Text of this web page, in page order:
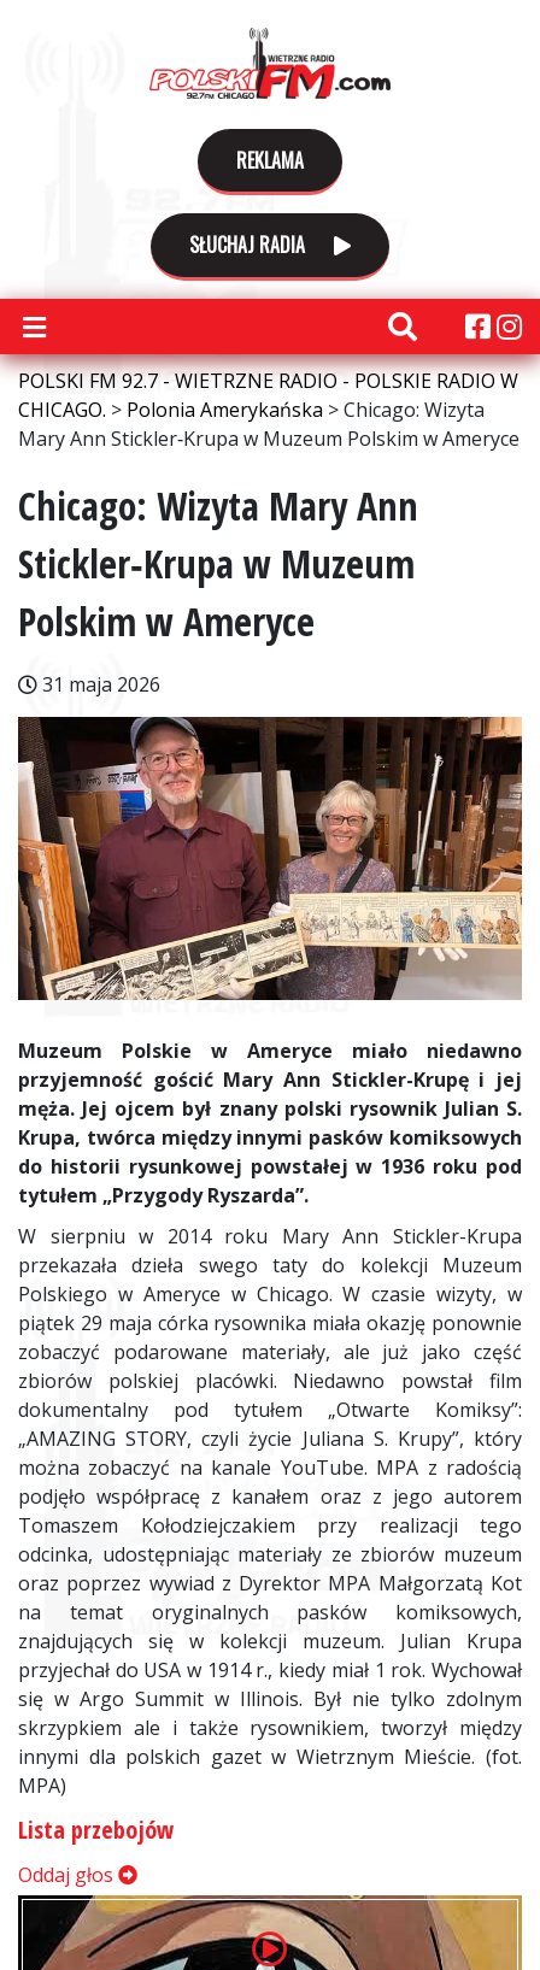
REKLAMA
SŁUCHAJ RADIA
POLSKI FM 92.7 - WIETRZNE RADIO - POLSKIE RADIO W
CHICAGO. > Polonia Amerykańska >Chicago: Wizyta
Mary Ann Stickler‑Krupa w Muzeum Polskim w Ameryce
Chicago: Wizyta Mary Ann
Stickler‑Krupa w Muzeum
Polskim w Ameryce
31 maja 2026
Muzeum Polskie w Ameryce miało niedawno
przyjemność gościć Mary Ann Stickler-Krupę i jej
męża. Jej ojcem był znany polski rysownik Julian S.
Krupa, twórca między innymi pasków komiksowych
do historii rysunkowej powstałej w 1936 roku pod
tytułem „Przygody Ryszarda”.
W sierpniu w 2014 roku Mary Ann Stickler-Krupa
przekazała dzieła swego taty do kolekcji Muzeum
Polskiego w Ameryce w Chicago. W czasie wizyty, w
piątek 29 maja córka rysownika miała okazję ponownie
zobaczyć podarowane materiały, ale już jako część
zbiorów polskiej placówki. Niedawno powstał film
dokumentalny pod tytułem „Otwarte Komiksy”:
„AMAZING STORY, czyli życie Juliana S. Krupy”, który
można zobaczyć na kanale YouTube. MPA z radością
podjęło współpracę z kanałem oraz z jego autorem
Tomaszem Kołodziejczakiem przy realizacji tego
odcinka, udostępniając materiały ze zbiorów muzeum
oraz poprzez wywiad z Dyrektor MPA Małgorzatą Kot
na temat oryginalnych pasków komiksowych,
znajdujących się w kolekcji muzeum. Julian Krupa
przyjechał do USA w 1914 r., kiedy miał 1 rok. Wychował
się w Argo Summit w Illinois. Był nie tylko zdolnym
skrzypkiem ale i także rysownikiem, tworzył między
innymi dla polskich gazet w Wietrznym Mieście. (fot.
MPA)
Lista przebojów
Oddaj głos